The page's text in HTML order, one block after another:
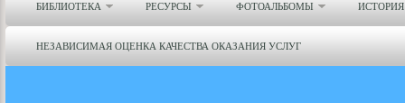
БИБЛИОТЕКА РЕСУРСЫ ФОТОАЛЬБОМЫ
НЕЗАВИСИМАЯ ОЦЕНКА КАЧЕСТВА ОКАЗАНИЯ УСЛУГ